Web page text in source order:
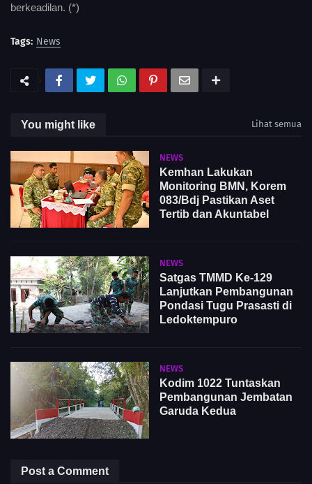
berkeadilan. (*)
Tags: News
You might like Lihat semua
NEWS
Kemhan Lakukan
Monitoring BMN, Korem
083/Bdj Pastikan Aset
Tertib dan Akuntabel
NEWS
Satgas TMMD Ke-129
Lanjutkan Pembangunan
Pondasi Tugu Prasasti di
Ledoktempuro
NEWS
Kodim 1022 Tuntaskan
Pembangunan Jembatan
Garuda Kedua
Post a Comment